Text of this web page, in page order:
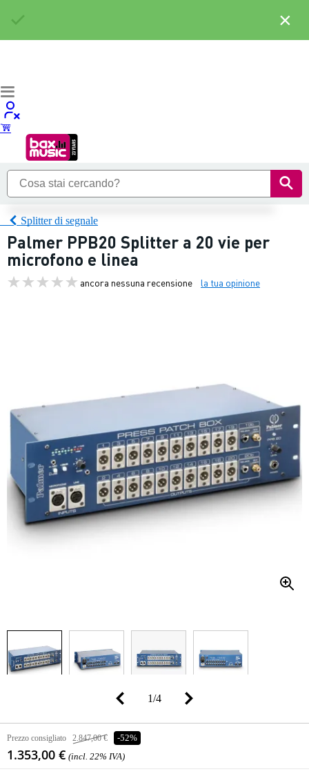
Splitter di segnale
Palmer PPB20 Splitter a 20 vie per
microfono e linea
ancora nessuna recensione la tua opinione
1/4
Prezzo consigliato 2.847,00 € -52%
1.353,00 € (incl. 22% IVA)
×